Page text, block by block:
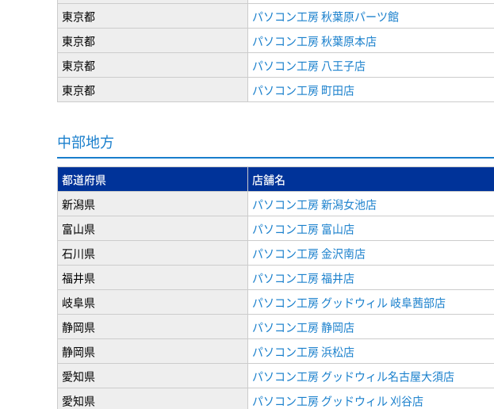
東京都
パソコン工房 秋葉原パーツ館
東京都
パソコン工房 秋葉原本店
東京都
パソコン工房 八王子店
東京都
パソコン工房 町田店
中部地方
都道府県 店舗名
新潟県
パソコン工房 新潟女池店
富山県
パソコン工房 富山店
石川県
パソコン工房 金沢南店
福井県
パソコン工房 福井店
岐阜県
パソコン工房 グッドウィル 岐阜茜部店
静岡県
パソコン工房 静岡店
静岡県
パソコン工房 浜松店
愛知県
パソコン工房 グッドウィル名古屋大須店
愛知県
パソコン工房 グッドウィル 刈谷店